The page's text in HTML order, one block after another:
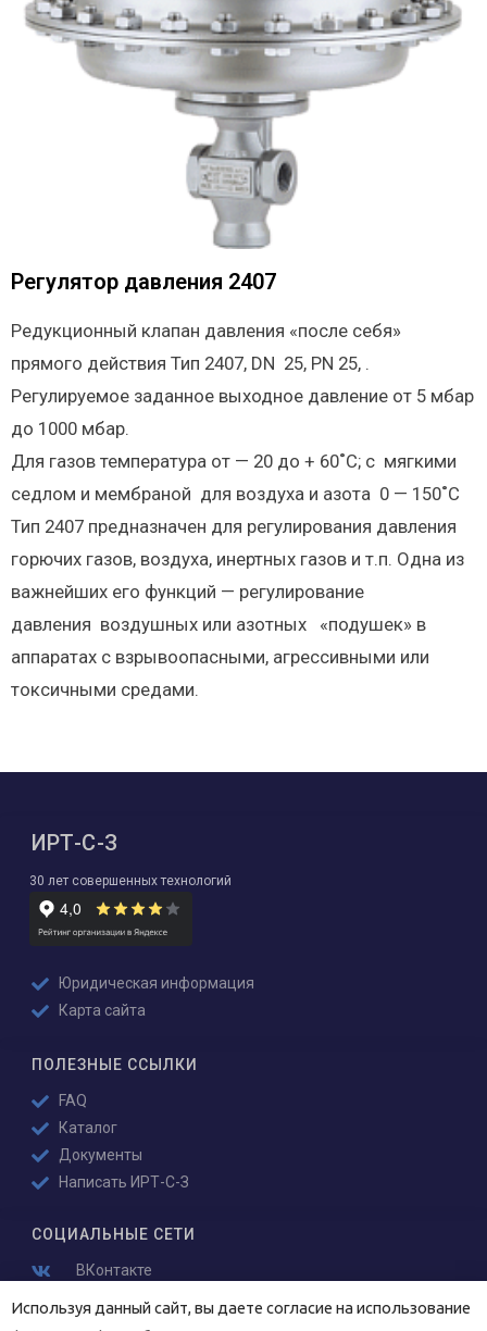
Регулятор давления 2407
Редукционный клапан давления «после себя»
прямого действия Тип 2407, DN 25, PN 25, .
Регулируемое заданное выходное давление от 5 мбар
до 1000 мбар.
Для газов температура от — 20 до + 60˚С; с мягкими
седлом и мембраной для воздуха и азота 0 — 150˚С
Тип 2407 предназначен для регулирования давления
горючих газов, воздуха, инертных газов и т.п. Одна из
важнейших его функций — регулирование
давления воздушных или азотных «подушек» в
аппаратах с взрывоопасными, агрессивными или
токсичными средами.
ИРТ-С-З
30 лет совершенных технологий
Юридическая информация
Карта сайта
ПОЛЕЗНЫЕ ССЫЛКИ
FAQ
Каталог
Документы
Написать ИРТ-С-З
СОЦИАЛЬНЫЕ СЕТИ
ВКонтакте
YouTube
Используя данный сайт, вы даете согласие на использование